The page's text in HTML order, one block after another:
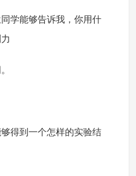
学能够告诉我，你用什
得到一个怎样的实验结